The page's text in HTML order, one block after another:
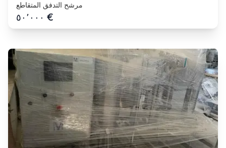
مرشح التدفق المتقاطع
٥٠٬٠٠٠ €